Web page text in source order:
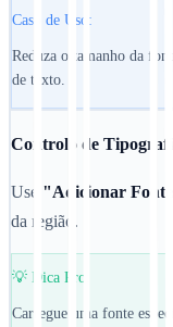
Caso de Uso:
Reduza o tamanho da
de texto.
Controlo de
Use "Adicionar
da região.
💡 Dica Pro:
Carregue uma fonte